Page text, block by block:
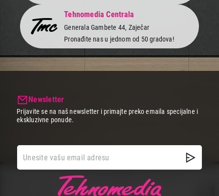
Tehnomedia Centrala
Generala Gambete 44, Zaječar
Pronađite nas u jednom od 50 gradova!
Newsletter
Prijavite se na naš newsletter i primajte preko emaila specijalne i
ekskluzivne ponude.